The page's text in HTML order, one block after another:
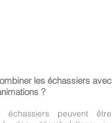
les échassiers avec
?
peuvent être